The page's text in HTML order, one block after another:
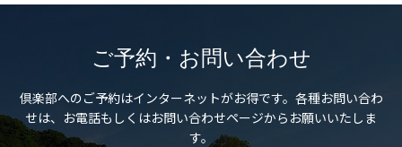
ご予約・お問い合わせ
倶楽部へのご予約はインターネットがお得です。 各種お問い合わ
せは、お電話もしくはお問い合わせページからお願いいたしま
す。